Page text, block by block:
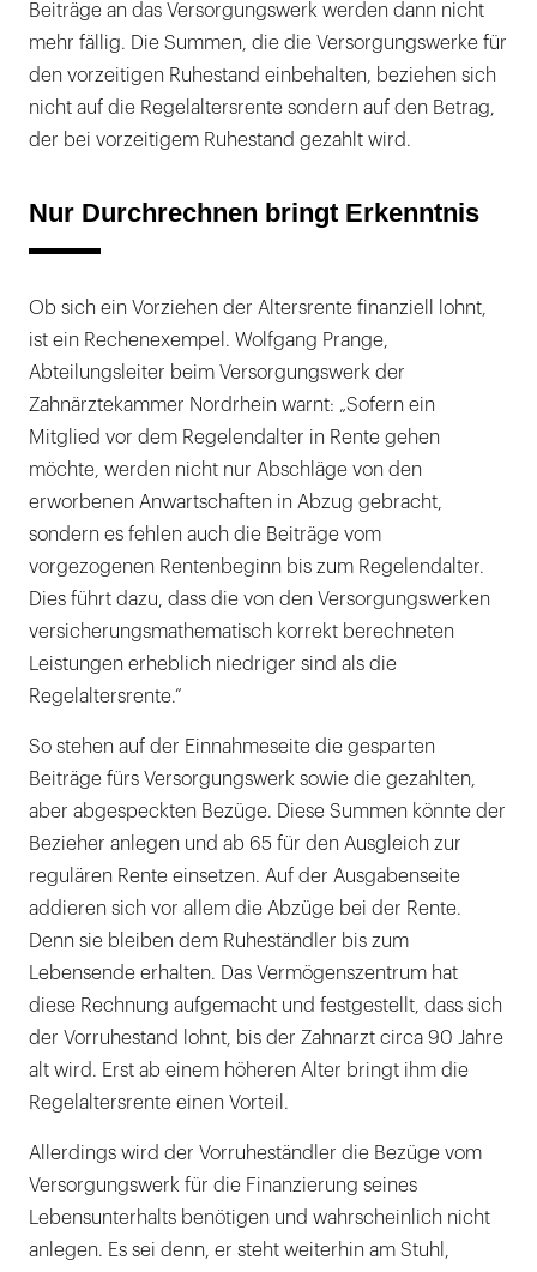
Beiträge an das Versorgungswerk werden dann nicht
mehr fällig. Die Summen, die die Versorgungswerke für
den vorzeitigen Ruhestand einbehalten, beziehen sich
nicht auf die Regelaltersrente sondern auf den Betrag,
der bei vorzeitigem Ruhestand gezahlt wird.
Nur Durchrechnen bringt Erkenntnis
Ob sich ein Vorziehen der Altersrente finanziell lohnt,
ist ein Rechenexempel. Wolfgang Prange,
Abteilungsleiter beim Versorgungswerk der
Zahnärztekammer Nordrhein warnt: „Sofern ein
Mitglied vor dem Regelendalter in Rente gehen
möchte, werden nicht nur Abschläge von den
erworbenen Anwartschaften in Abzug gebracht,
sondern es fehlen auch die Beiträge vom
vorgezogenen Rentenbeginn bis zum Regelendalter.
Dies führt dazu, dass die von den Versorgungswerken
versicherungsmathematisch korrekt berechneten
Leistungen erheblich niedriger sind als die
Regelaltersrente.“
So stehen auf der Einnahmeseite die gesparten
Beiträge fürs Versorgungswerk sowie die gezahlten,
aber abgespeckten Bezüge. Diese Summen könnte der
Bezieher anlegen und ab 65 für den Ausgleich zur
regulären Rente einsetzen. Auf der Ausgabenseite
addieren sich vor allem die Abzüge bei der Rente.
Denn sie bleiben dem Ruheständler bis zum
Lebensende erhalten. Das Vermögenszentrum hat
diese Rechnung aufgemacht und festgestellt, dass sich
der Vorruhestand lohnt, bis der Zahnarzt circa 90 Jahre
alt wird. Erst ab einem höheren Alter bringt ihm die
Regelaltersrente einen Vorteil.
Allerdings wird der Vorruheständler die Bezüge vom
Versorgungswerk für die Finanzierung seines
Lebensunterhalts benötigen und wahrscheinlich nicht
anlegen. Es sei denn, er steht weiterhin am Stuhl,